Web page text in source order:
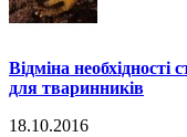
Відміна необхідності
для тваринників
18.10.2016